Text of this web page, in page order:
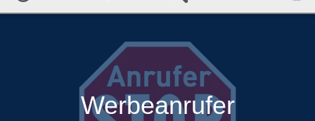
Werbeanrufer